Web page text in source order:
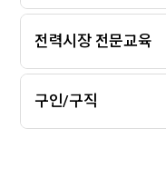
전력시장 전문교육
구인/구직